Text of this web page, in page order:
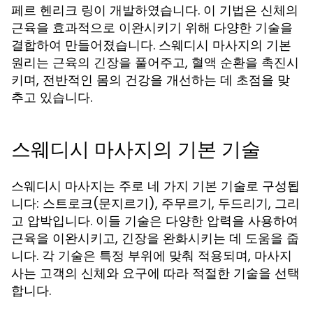
페르 헨리크 링이 개발하였습니다. 이 기법은 신체의
근육을 효과적으로 이완시키기 위해 다양한 기술을
결합하여 만들어졌습니다. 스웨디시 마사지의 기본
원리는 근육의 긴장을 풀어주고, 혈액 순환을 촉진시
키며, 전반적인 몸의 건강을 개선하는 데 초점을 맞
추고 있습니다.
스웨디시 마사지의 기본 기술
스웨디시 마사지는 주로 네 가지 기본 기술로 구성됩
니다: 스트로크(문지르기), 주무르기, 두드리기, 그리
고 압박입니다. 이들 기술은 다양한 압력을 사용하여
근육을 이완시키고, 긴장을 완화시키는 데 도움을 줍
니다. 각 기술은 특정 부위에 맞춰 적용되며, 마사지
사는 고객의 신체와 요구에 따라 적절한 기술을 선택
합니다.